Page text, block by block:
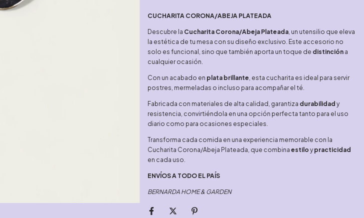
CUCHARITA CORONA/ABEJA PLATEADA
Descubre la Cucharita Corona/Abeja Plateada, un utensilio que eleva
la estética de tu mesa con su diseño exclusivo. Este accesorio no
solo es funcional, sino que también aporta un toque de distinción a
cualquier ocasión.
Con un acabado en plata brillante, esta cucharita es ideal para servir
postres, mermeladas o incluso para acompañar el té.
Fabricada con materiales de alta calidad, garantiza durabilidad y
resistencia, convirtiéndola en una opción perfecta tanto para el uso
diario como para ocasiones especiales.
Transforma cada comida en una experiencia memorable con la
Cucharita Corona/Abeja Plateada, que combina estilo y practicidad
en cada uso.
ENVÍOS A TODO EL PAÍS
BERNARDA HOME & GARDEN